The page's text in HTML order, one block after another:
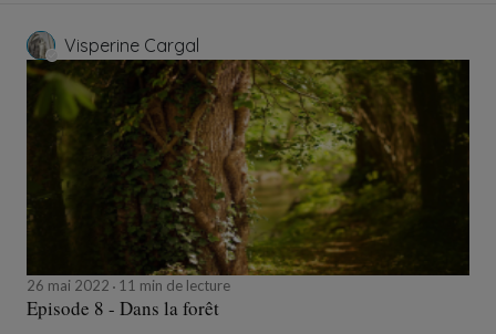
Visperine Cargal
26 mai 2022 11 min de lecture
Episode 8 - Dans la forêt